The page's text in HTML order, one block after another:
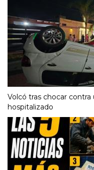
Volcó tras chocar
hospitalizado